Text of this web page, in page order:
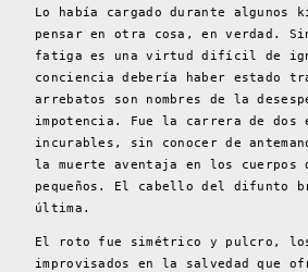
Lo había cargado durante algunos
pensar en otra cosa, en verdad.
fatiga es una virtud difícil de
conciencia debería haber estado
arrebatos son nombres de la
impotencia. Fue la carrera de dos
incurables, sin conocer de
la muerte aventaja en los cuerpos
pequeños. El cabello del difunto
última.
El roto fue simétrico y pulcro,
improvisados en la salvedad que